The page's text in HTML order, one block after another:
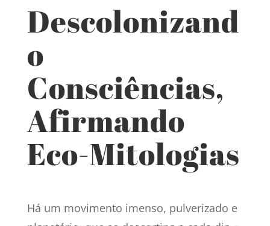
Descolonizand
o
Consciências,
Afirmando
Eco-Mitologias
Há um movimento imenso, pulverizado e